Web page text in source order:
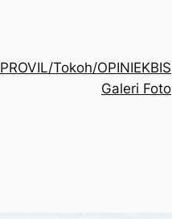
PROVIL/Tokoh/OPINIEKBIS
Galeri Foto